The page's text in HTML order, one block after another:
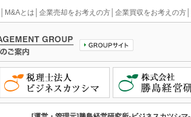
M&Aとは 企業売却をお考えの方│ 企業買収をお考えの方│